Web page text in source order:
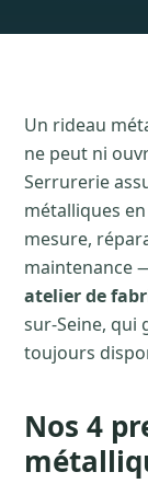
Un rideau
ne peut ni
Serrurerie
métalliques
mesure,
maintenance
atelier de
sur-Seine, qui
toujours
Nos 4